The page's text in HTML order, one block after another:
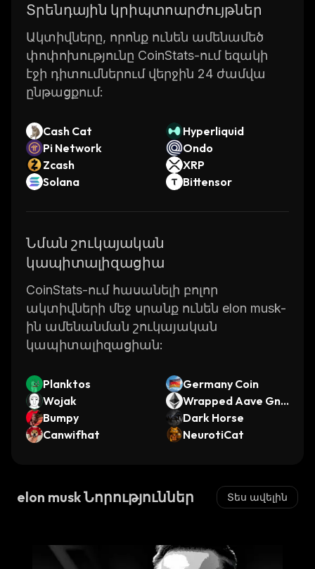
Տրենդային կրիպտոարժույթներ
Ակտիվները, որոնք ունեն ամենամեծ
փոփոխությունը CoinStats-ում եզակի
էջի դիտումներում վերջին 24 ժամվա
ընթացքում:
Cash Cat
Hyperliquid
Pi Network
Ondo
Zcash
XRP
Solana
Bittensor
Նման շուկայական
կապիտալիզացիա
CoinStats-ում հասանելի բոլոր
ակտիվների մեջ սրանք ունեն elon musk-
ին ամենանման շուկայական
կապիտալիզացիան:
Planktos
Germany Coin
Wojak
Wrapped Aave Gno
sis WETH
Bumpy
Dark Horse
Canwifhat
NeurotiCat
elon musk Նորություններ Տես ավելին